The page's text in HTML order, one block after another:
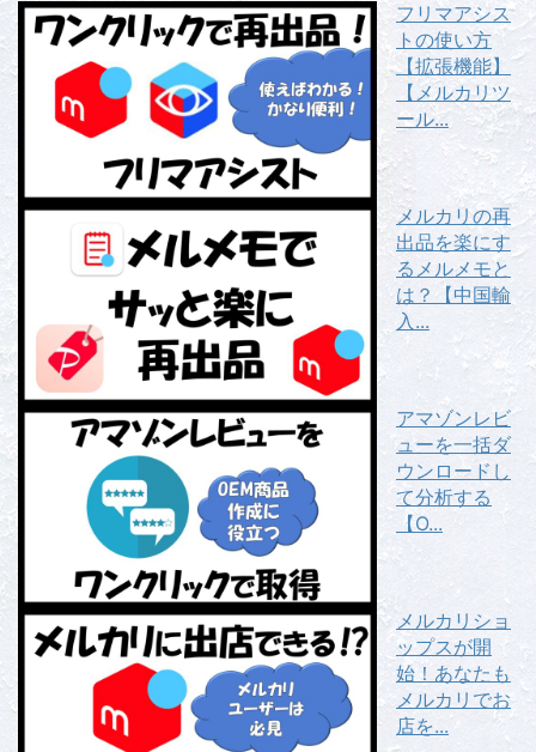
フリマアシス
トの使い方
【拡張機能】
【メルカリツ
ール...
メルカリの再
出品を楽にす
るメルメモと
は？【中国輸
入...
アマゾンレビ
ューを一括ダ
ウンロードし
て分析する
【O...
メルカリショ
ップスが開
始！あなたも
メルカリでお
店を...